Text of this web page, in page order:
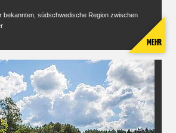
bekannten, südschwedische Region zwischen
MEHR